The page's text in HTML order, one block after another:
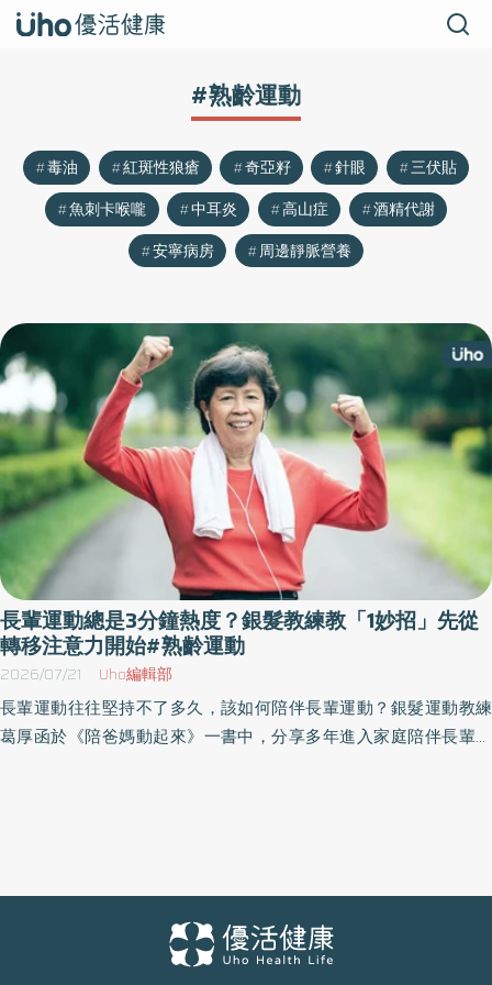
#熟齡運動
毒油 紅斑性狼瘡 奇亞籽 針眼
三伏貼
魚刺卡喉嚨
中耳炎 高山症
酒精代謝
安寧病房
周邊靜脈營養
長輩運動總是3分鐘熱度？銀髮教練教「1妙招」先從
轉移注意力開始#熟齡運動
2026/07/21 Uho編輯部
長輩運動往往堅持不了多久，該如何陪伴長輩運動？銀髮運動教練
葛厚函於《陪爸媽動起來》一書中，分享多年進入家庭陪伴長輩運